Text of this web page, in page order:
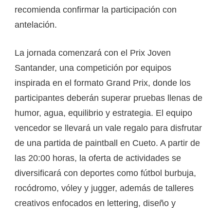
recomienda confirmar la participación con
antelación.
La jornada comenzará con el Prix Joven
Santander, una competición por equipos
inspirada en el formato Grand Prix, donde los
participantes deberán superar pruebas llenas de
humor, agua, equilibrio y estrategia. El equipo
vencedor se llevará un vale regalo para disfrutar
de una partida de paintball en Cueto. A partir de
las 20:00 horas, la oferta de actividades se
diversificará con deportes como fútbol burbuja,
rocódromo, vóley y jugger, además de talleres
creativos enfocados en lettering, diseño y